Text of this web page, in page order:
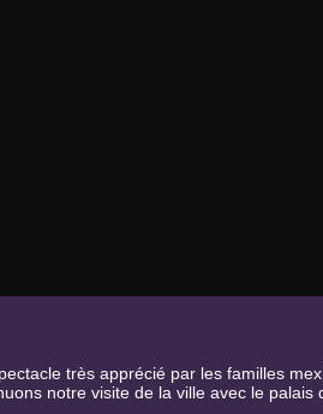
très apprécié par les familles
notre visite de la ville avec le